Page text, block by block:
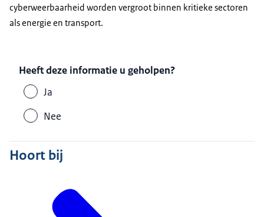
cyberweerbaarheid worden vergroot binnen kritieke sectoren
als energie en transport.
Heeft deze informatie u geholpen?
Ja
Nee
Hoort bij